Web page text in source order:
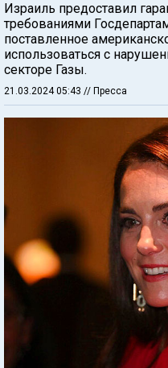
Израиль предоставил
требованиями
поставленное
использоваться с
секторе Газы.
21.03.2024 05:43 // Пресса